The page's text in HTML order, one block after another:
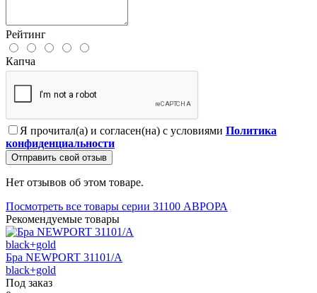
Рейтинг
Капча
Я прочитал(а) и согласен(на) с условиями Политика
конфиденциальности
Отправить свой отзыв
Нет отзывов об этом товаре.
Посмотреть все товары серии 31100 АВРОРА
Рекомендуемые товары
Бра NEWPORT 31101/A
black+gold
Под заказ